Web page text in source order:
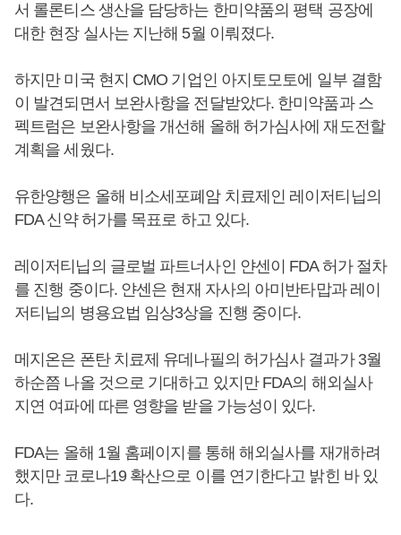
서 롤론티스 생산을 담당하는 한미약품의 평택 공장에
대한 현장 실사는 지난해 5월 이뤄졌다.
하지만 미국 현지 CMO 기업인 아지토모토에 일부 결함
이 발견되면서 보완사항을 전달받았다. 한미약품과 스
펙트럼은 보완사항을 개선해 올해 허가심사에 재도전할
계획을 세웠다.
유한양행은 올해 비소세포폐암 치료제인 레이저티닙의
FDA 신약 허가를 목표로 하고 있다.
레이저티닙의 글로벌 파트너사인 얀센이 FDA 허가 절차
를 진행 중이다. 얀센은 현재 자사의 아미반타맙과 레이
저티닙의 병용요법 임상3상을 진행 중이다.
메지온은 폰탄 치료제 유데나필의 허가심사 결과가 3월
하순쯤 나올 것으로 기대하고 있지만 FDA의 해외실사
지연 여파에 따른 영향을 받을 가능성이 있다.
FDA는 올해 1월 홈페이지를 통해 해외실사를 재개하려
했지만 코로나19 확산으로 이를 연기한다고 밝힌 바 있
다.